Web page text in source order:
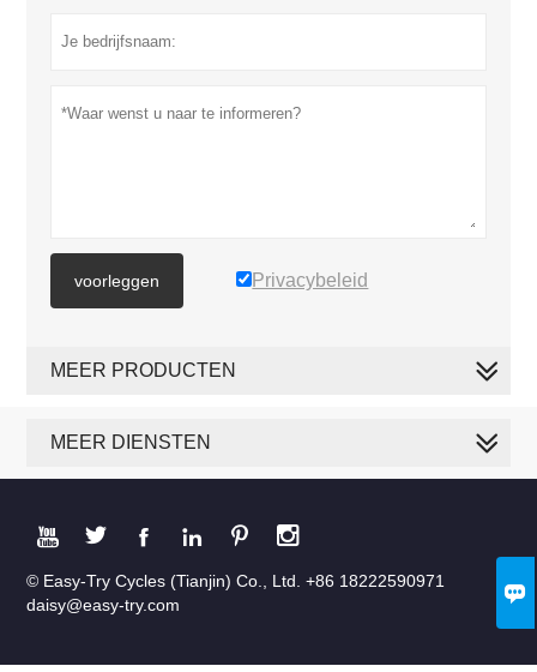

voorleggen Privacybeleid
MEER PRODUCTEN
MEER DIENSTEN
     
© Easy-Try Cycles (Tianjin) Co., Ltd. +86 18222590971
daisy@easy-try.com